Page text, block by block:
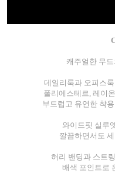
캐주얼한 무
데일리룩과 오피스
폴리에스테르, 레이
부드럽고 유연한 착
와이드핏 실루
깔끔하면서도
허리 밴딩과 스트
배색 포인트로